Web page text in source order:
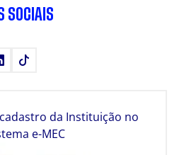
SOCIAIS
LinkedIn
da Instituição no
e-MEC